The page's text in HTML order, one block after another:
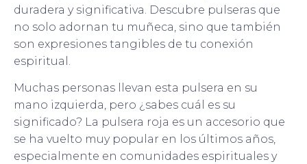
duradera y significativa. Descubre pulseras que
no solo adornan tu muñeca, sino que también
son expresiones tangibles de tu conexión
espiritual.
Muchas personas llevan esta pulsera en su
mano izquierda, pero ¿sabes cuál es su
significado? La pulsera roja es un accesorio que
se ha vuelto muy popular en los últimos años,
especialmente en comunidades espirituales y